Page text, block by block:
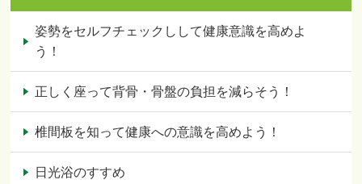
姿勢をセルフチェックしして健康意識を高めよ
う！
正しく座って背骨・骨盤の負担を減らそう！
椎間板を知って健康への意識を高めよう！
日光浴のすすめ